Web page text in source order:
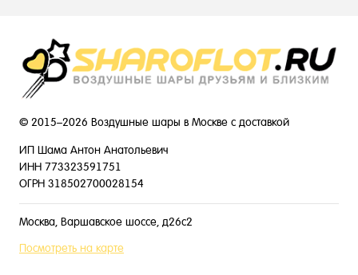
© 2015–2026 Воздушные шары в Москве с доставкой
ИП Шама Антон Анатольевич
ИНН 773323591751
ОГРН 318502700028154
Москва, Варшавское шоссе, д26с2
Посмотреть на карте